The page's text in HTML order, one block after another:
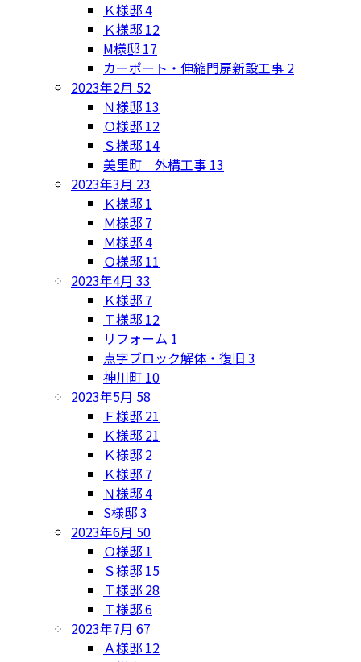
Ｋ様邸4
Ｋ様邸 12
M様邸 17
カーポート・伸縮門扉新設工事 2
2023年2月 52
Ｎ様邸 13
Ｏ様邸 12
Ｓ様邸 14
美里町 外構工事 13
2023年3月 23
Ｋ様邸 1
Ｍ様邸 7
Ｍ様邸4
Ｏ様邸 11
2023年4月 33
Ｋ様邸 7
Ｔ様邸 12
リフォーム 1
点字ブロック解体・復旧 3
神川町 10
2023年5月 58
Ｆ様邸 21
Ｋ様邸 21
Ｋ様邸 2
Ｋ様邸 7
Ｎ様邸4
S様邸3
2023年6月 50
Ｏ様邸 1
Ｓ様邸 15
Ｔ様邸 28
Ｔ様邸6
2023年7月 67
Ａ様邸 12